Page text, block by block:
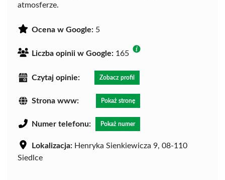
atmosferze.
Ocena w Google: 5
Liczba opinii w Google: 165
Czytaj opinie: Zobacz profil
Strona www: Pokaż stronę
Numer telefonu: Pokaż numer
Lokalizacja: Henryka Sienkiewicza 9, 08-110
Siedlce